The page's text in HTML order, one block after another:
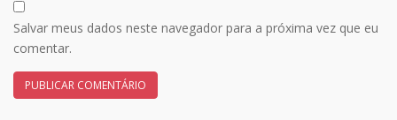
Salvar meus dados neste navegador para a próxima vez que eu
comentar.